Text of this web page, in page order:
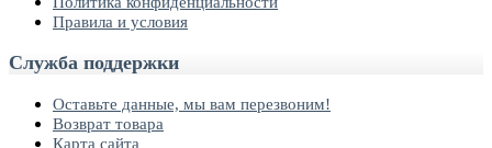
Правила и условия
Служба поддержки
Оставьте данные, мы вам перезвоним!
Возврат товара
Карта сайта